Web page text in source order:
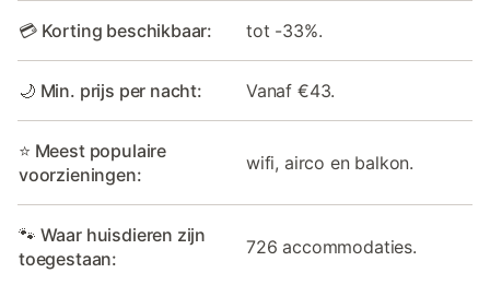
💳 Korting beschikbaar: tot -33%.
🌙 Min. prijs per nacht: Vanaf €43.
⭐ Meest populaire
voorzieningen:
wifi, airco en balkon.
🐾 Waar huisdieren zijn
toegestaan:
726 accommodaties.